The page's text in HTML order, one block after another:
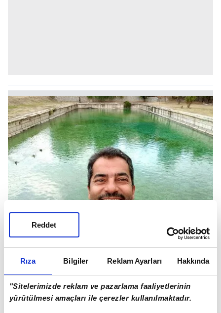
Rıza Bilgiler Reklam Ayarları Hakkında
"Sitelerimizde reklam ve pazarlama faaliyetlerinin
yürütülmesi amaçları ile çerezler kullanılmaktadır.
Reddet